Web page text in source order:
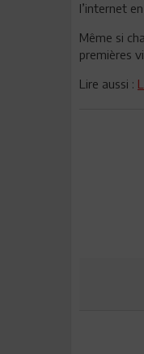
l’internet
Même si
premières
Lire aussi :